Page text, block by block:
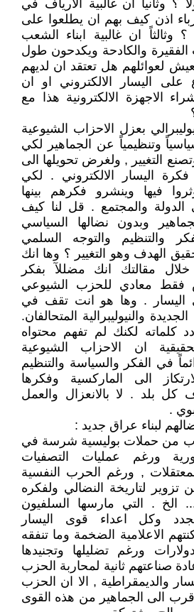
؟ وثانياً ان غالبية الارياف في
اذن كيف بهم ان يطلعوا على
؟ وثالثاً ان غالبية ابناء الشعب
الفقيرة والكادحة ويكدحون طول
لعوائلهم هل تعتقد ان لديهم
على اليسار الالكتروني او ان
الاجهزة الالكترونية هذا مع
بعزل الاحزاب الشيوعية
وتنظيمياً عن الجماهير لكي
التغيير , ولغرض تحويلها الى
اليسار الالكتروني . لكي
فيها وينشرو فكرهم بينها
الدولة والمجتمع . قل لنا كيف
وبدون نضالها السياسي
والتنظيم والتوجه السلمي
الهدف وهو التغيير ؟ وها انك
مقالتك انك مضللآ بفكر
ليس فقط معادي للحزب الشيوعي
اليسار . وها هو انت تقف في
والنيوليبرالية المتحالفان.
كلماته لكنك لم تفهم محتواه
ان الاحزاب الشيوعية
في الفكر والسياسة والتنظيم
الى الماركسية وفكرها
بلد . لا بالانعزال والعمل
.
لبناء عراق جديد :
من حملات بوليسية شرسة في
ورغم عمليات التصفيات
, ورغم الحرب النفسية
تزوير لتاريخة النضالي ولفكره
الخ . التي مارسها السلفيون
الجدد وكل اعداء قوى اليسار
الاعلامية الضخمة وما تنفقه
ورغم تضليلها وتجنيدها
صناعتهم ثانية لمحاربة الحزب
والديمقراطية , الا ان الحزب
الى الجماهير من هذه القوى